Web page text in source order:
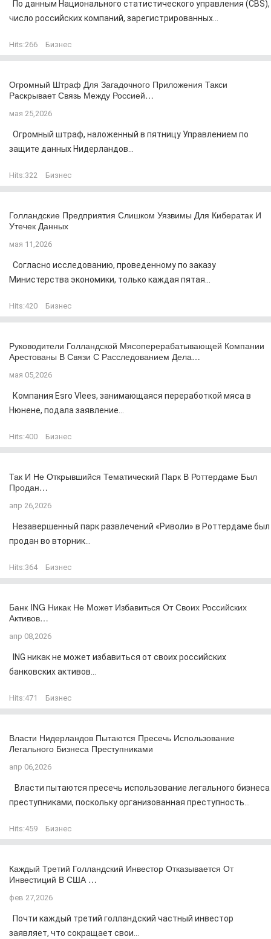
По данным Национального статистического управления (CBS),
число российских компаний, зарегистрированных...
Hits:266 Бизнес
Огромный Штраф Для Загадочного Приложения Такси
Раскрывает Связь Между Россией…
мая 25,2026
Огромный штраф, наложенный в пятницу Управлением по
защите данных Нидерландов...
Hits:322 Бизнес
Голландские Предприятия Слишком Уязвимы Для Кибератак И
Утечек Данных
мая 11,2026
Согласно исследованию, проведенному по заказу
Министерства экономики, только каждая пятая...
Hits:420 Бизнес
Руководители Голландской Мясоперерабатывающей Компании
Арестованы В Связи С Расследованием Дела…
мая 05,2026
Компания Esro Vlees, занимающаяся переработкой мяса в
Нюнене, подала заявление...
Hits:400 Бизнес
Так И Не Открывшийся Тематический Парк В Роттердаме Был
Продан…
апр 26,2026
Незавершенный парк развлечений «Риволи» в Роттердаме был
продан во вторник...
Hits:364 Бизнес
Банк ING Никак Не Может Избавиться От Своих Российских
Активов…
апр 08,2026
ING никак не может избавиться от своих российских
банковских активов...
Hits:471 Бизнес
Власти Нидерландов Пытаются Пресечь Использование
Легального Бизнеса Преступниками
апр 06,2026
Власти пытаются пресечь использование легального бизнеса
преступниками, поскольку организованная преступность...
Hits:459 Бизнес
Каждый Третий Голландский Инвестор Отказывается От
Инвестиций В США …
фев 27,2026
Почти каждый третий голландский частный инвестор
заявляет, что сокращает свои...